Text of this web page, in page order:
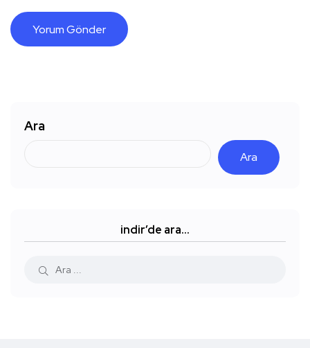
Ara
Ara
indir’de ara…